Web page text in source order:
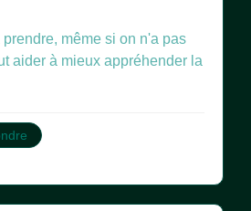
même si on n'a pas
aider à mieux appréhender la